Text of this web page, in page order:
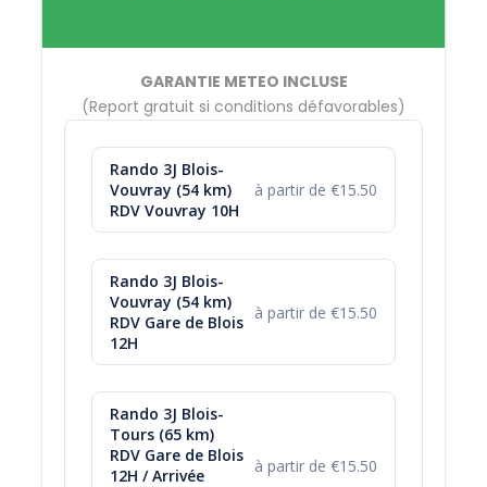
GARANTIE METEO INCLUSE
(Report gratuit si conditions défavorables)
Rando 3J Blois-
Vouvray (54 km)
RDV Vouvray 10H
à partir de €15.50
Rando 3J Blois-
Vouvray (54 km)
RDV Gare de Blois
12H
à partir de €15.50
Rando 3J Blois-
Tours (65 km)
RDV Gare de Blois
12H / Arrivée
à partir de €15.50
Tarif de Groupe à partir de 12 pers (nous
contacter).
Vous venez en voiture ?
RDV VOUVRAY ! Parking sécurisé sur notre base, on fait
la navette aller jusqu'au point de départ.
J1 : RDV 10H00
à la base de Vouvray
à la base de Vouvray